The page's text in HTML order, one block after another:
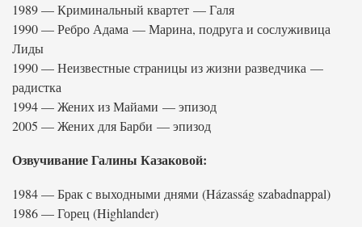
1989 — Криминальный квартет — Галя
1990 — Ребро Адама — Марина, подруга и сослуживица
Лиды
1990 — Неизвестные страницы из жизни разведчика —
радистка
1994 — Жених из Майами — эпизод
2005 — Жених для Барби — эпизод
Озвучивание Галины Казаковой:
1984 — Брак с выходными днями (Házasság szabadnappal)
1986 — Горец (Highlander)